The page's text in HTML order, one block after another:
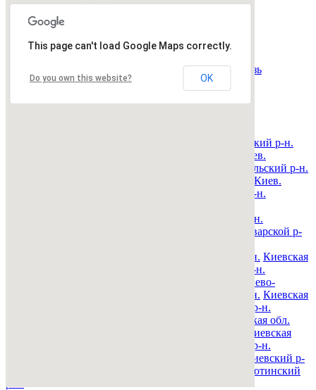
This page can't load Google Maps correctly.
Do you own this website? OK
Всего0объявлений.
Страница: « назад 1 вперед »
|Обратная связь
© 2015-2025 Avizo
Киев. Дарницкий р-н.
Киев.
Киев. Подольский р-н.
Киев.
Киевская обл. Барышевский р-н.
Киевская обл. Бориспольский р-н.
Киевская обл. Броварской р-
Киевская обл. Вышгородский р-н. Киевская
Киевская обл. Иванковский р-н.
Киевская обл. Киево-
Киевская обл. Макаровский р-н. Киевская
Киевская обл. Обуховский р-н.
Киевская обл.
Киевская
Киевская обл. Ставищенский р-н.
Киевская обл. Тетиевский р-
Киевская обл. Яготинский